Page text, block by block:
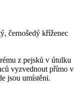
černošedý kříženec
z pejsků v útulku
vyzvednout přímo v
jsou umístěni.